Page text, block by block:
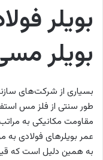
بویلر
بویلر
بسیاری از شرکت‌های
طور سنتی از فلز مس
مقاومت مکانیکی به
عمر بویلرهای فولادی
به همین دلیل است که